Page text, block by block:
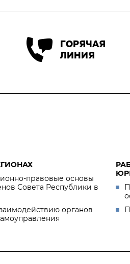
ГОРЯЧАЯ
ЛИНИЯ
правовые основы
Совета Республики в
органов